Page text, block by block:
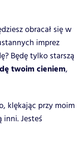
obracał się w
imprez
Będę tylko starszą
twoim cieniem,
klękając przy moim
Jesteś